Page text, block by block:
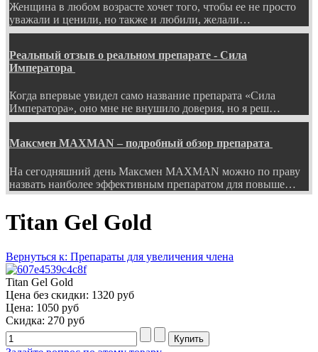
Женщина в любом возрасте хочет того, чтобы ее не просто
уважали и ценили, но также и любили, желали…
Реальный отзыв о реальном препарате - Сила
Императора
Когда впервые увидел само название препарата «Сила
Императора», оно мне не внушило доверия, но я реш…
Максмен MAXMAN – подробный обзор препарата
На сегодняшний день Максмен MAXMAN можно по праву
назвать наиболее эффективным препаратом для повыше…
Titan Gel Gold
Вернуться к: Препараты для увеличения члена
Titan Gel Gold
Цена без скидки: 1320 руб
Цена: 1050 руб
Скидка: 270 руб